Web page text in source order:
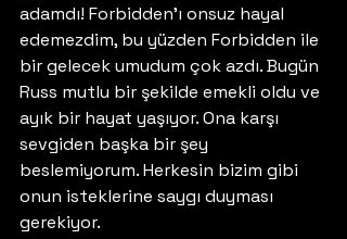
adamdı! Forbidden’ı onsuz hayal
edemezdim, bu yüzden Forbidden ile
bir gelecek umudum çok azdı. Bugün
Russ mutlu bir şekilde emekli oldu ve
ayık bir hayat yaşıyor. Ona karşı
sevgiden başka bir şey
beslemiyorum. Herkesin bizim gibi
onun isteklerine saygı duyması
gerekiyor.